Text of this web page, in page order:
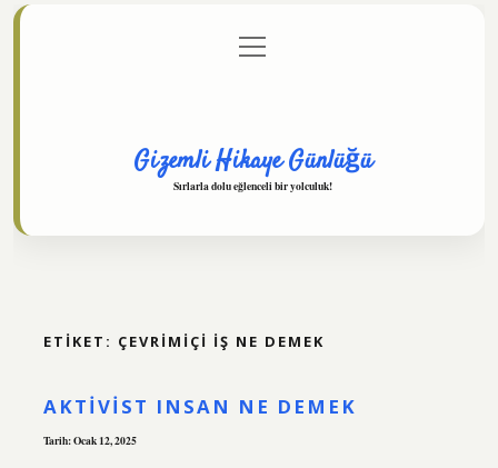
Gizlilik Politikası
menüyü
aç
Gizemli Hikaye Günlüğü
Sırlarla dolu eğlenceli bir yolculuk!
ETIKET: ÇEVRIMIÇI IŞ NE DEMEK
AKTIVIST INSAN NE DEMEK
Tarih: Ocak 12, 2025